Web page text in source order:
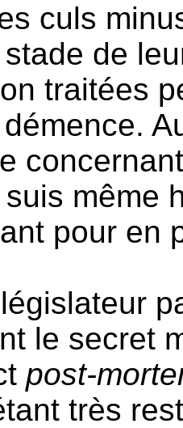
culs
de
traitées
même
pour en
le secret
post-
très